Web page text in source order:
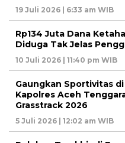
19 Juli 2026 | 6:33 am WIB
Rp134 Juta Dana
Diduga Tak Jelas
10 Juli 2026 | 11:40 pm WIB
Gaungkan Sportivitas
Kapolres Aceh
Grasstrack 2026
5 Juli 2026 | 12:02 am WIB